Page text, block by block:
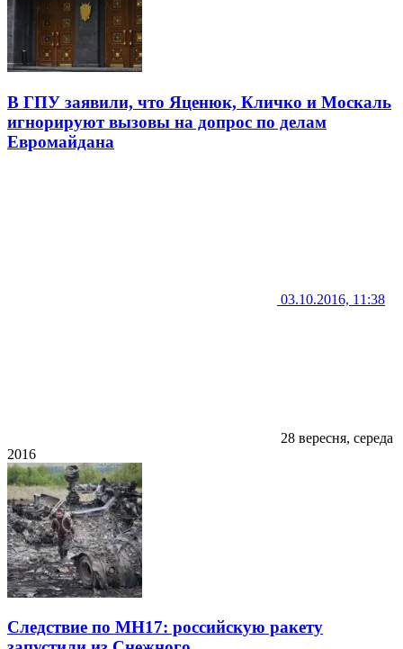
В ГПУ заявили, что Яценюк, Кличко и Москаль
игнорируют вызовы на допрос по делам
Евромайдана
03.10.2016, 11:38
28 вересня, середа
2016
Следствие по МН17: российскую ракету